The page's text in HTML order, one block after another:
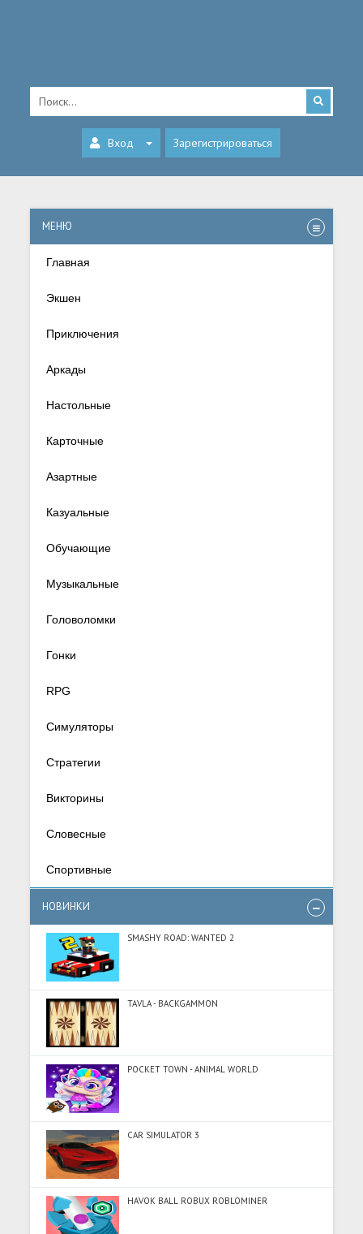
Вход Зарегистрироваться
МЕНЮ
Главная
Экшен
Приключения
Аркады
Настольные
Карточные
Азартные
Казуальные
Обучающие
Музыкальные
Головоломки
Гонки
RPG
Симуляторы
Стратегии
Викторины
Словесные
Спортивные
НОВИНКИ
SMASHY ROAD: WANTED 2
TAVLA - BACKGAMMON
POCKET TOWN - ANIMAL WORLD
CAR SIMULATOR 3
HAVOK BALL ROBUX ROBLOMINER